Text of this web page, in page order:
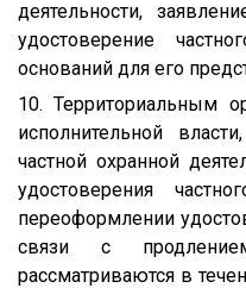
деятельности,
удостоверение
оснований для его
10. Территориальным
исполнительной
частной охранной
удостоверения
переоформлении
связи с
рассматриваются в